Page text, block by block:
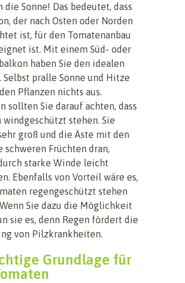
die Sonne! Das bedeutet, dass
der nach Osten oder Norden
ist, für den Tomatenanbau
ist. Mit einem Süd- oder
haben Sie den idealen
Selbst pralle Sonne und Hitze
Pflanzen nichts aus.
sollten Sie darauf achten, dass
windgeschützt stehen. Sie
groß und die Äste mit den
schweren Früchten dran,
starke Winde leicht
Ebenfalls von Vorteil wäre es,
regengeschützt stehen
Sie dazu die Möglichkeit
sie es, denn Regen fördert die
von Pilzkrankheiten.
Grundlage für